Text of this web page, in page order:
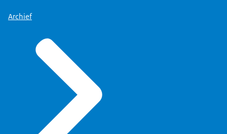
nog hun eigen basis te hebben. Ik heb
daar geleerd en gezien dat je op een
hele andere manier daar kon zijn dan
alleen maar in de status van DG. Dat
was ik dan wel, maar ik
was 'maar' een project-DG.
Archief